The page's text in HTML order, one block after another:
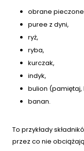
obrane
puree z dyni,
ryż,
ryba,
kurczak,
indyk,
bulion
banan.
To przykłady
przez co nie